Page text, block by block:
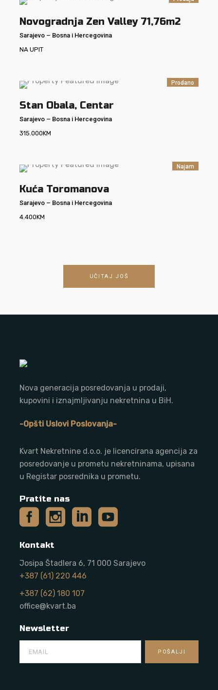
Novogradnja Zen Valley 71,76m2
Sarajevo – Bosna i Hercegovina
NA UPIT
Prodano
Stan Obala, Centar
Sarajevo – Bosna i Hercegovina
315.000KM
Najam
Kuća Toromanova
Sarajevo – Bosna i Hercegovina
4.400KM
UČITAJ JOŠ
Nova generacija posredovanja u prodaji,
kupovini i iznajmljivanju nekretnina u BiH.
-Opšti Uslovi Poslovanja-
Kvart Nekretnine d.o.o. je licencirana agencija za
posredovanje u prometu nekretninama, upisana
u Registar posrednika u prometu.
Pratite nas
Kontakt
Josipa Štadlera 6, 71 000 Sarajevo
+387 (61) 220 446
+387 (62) 180 107
office@kvart.ba
Newsletter